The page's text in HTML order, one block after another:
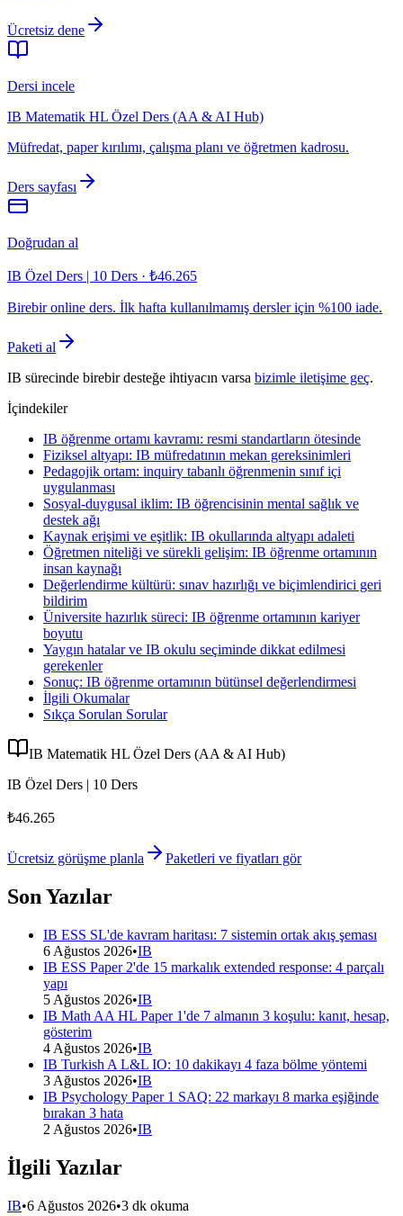
Ücretsiz dene
Dersi incele
IB Matematik HL Özel Ders (AA & AI Hub)
Müfredat, paper kırılımı, çalışma planı ve öğretmen kadrosu.
Ders sayfası
Doğrudan al
IB Özel Ders | 10 Ders · ₺46.265
Birebir online ders. İlk hafta kullanılmamış dersler için %100 iade.
Paketi al
IB sürecinde birebir desteğe ihtiyacın varsa bizimle iletişime geç.
İçindekiler
IB öğrenme ortamı kavramı: resmi standartların ötesinde
Fiziksel altyapı: IB müfredatının mekan gereksinimleri
Pedagojik ortam: inquiry tabanlı öğrenmenin sınıf içi
uygulanması
Sosyal-duygusal iklim: IB öğrencisinin mental sağlık ve
destek ağı
Kaynak erişimi ve eşitlik: IB okullarında altyapı adaleti
Öğretmen niteliği ve sürekli gelişim: IB öğrenme ortamının
insan kaynağı
Değerlendirme kültürü: sınav hazırlığı ve biçimlendirici geri
bildirim
Üniversite hazırlık süreci: IB öğrenme ortamının kariyer
boyutu
Yaygın hatalar ve IB okulu seçiminde dikkat edilmesi
gerekenler
Sonuç: IB öğrenme ortamının bütünsel değerlendirmesi
İlgili Okumalar
Sıkça Sorulan Sorular
IB Matematik HL Özel Ders (AA & AI Hub)
IB Özel Ders | 10 Ders
₺46.265
Ücretsiz görüşme planla Paketleri ve fiyatları gör
Son Yazılar
IB ESS SL'de kavram haritası: 7 sistemin ortak akış şeması
6 Ağustos 2026•IB
IB ESS Paper 2'de 15 markalık extended response: 4 parçalı
yapı
5 Ağustos 2026•IB
IB Math AA HL Paper 1'de 7 almanın 3 koşulu: kanıt, hesap,
gösterim
4 Ağustos 2026•IB
IB Turkish A L&L IO: 10 dakikayı 4 faza bölme yöntemi
3 Ağustos 2026•IB
IB Psychology Paper 1 SAQ: 22 markayı 8 marka eşiğinde
bırakan 3 hata
2 Ağustos 2026•IB
İlgili Yazılar
IB•6 Ağustos 2026•3 dk okuma